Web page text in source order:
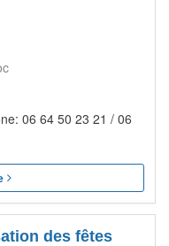
06 64 50 23 21 / 06
des fêtes